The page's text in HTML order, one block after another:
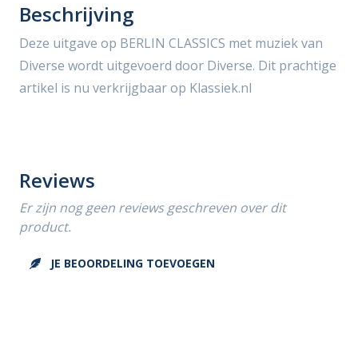
Beschrijving
Deze uitgave op BERLIN CLASSICS met muziek van
Diverse wordt uitgevoerd door Diverse. Dit prachtige
artikel is nu verkrijgbaar op Klassiek.nl
Reviews
Er zijn nog geen reviews geschreven over dit
product.
JE BEOORDELING TOEVOEGEN